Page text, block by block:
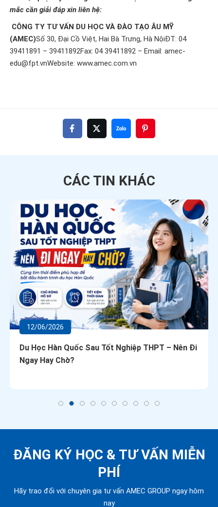
mắc cần giải đáp xin liên hệ:
CÔNG TY TƯ VẤN DU HỌC VÀ ĐÀO TẠO ÂU MỸ
(AMEC)Số 30, Đại Cồ Việt, Hai Bà Trưng, Hà NộiĐT: 04
39411891 – 39411892Fax: 04 39411892 – Email: amec-
edu@fpt.vnWebsite: www.amec.com.vn
CÁC TIN KHÁC
12/06/2026
Du Học Hàn Quốc Sau Tốt Nghiệp THPT – Nên Đi
Ngay Hay Chờ?
ĐĂNG KÝ HỌC & TƯ VẤN MIỄN
PHÍ
Hãy trao đổi với chuyên gia tư vấn AMEC GROUP ngay hôm
nay